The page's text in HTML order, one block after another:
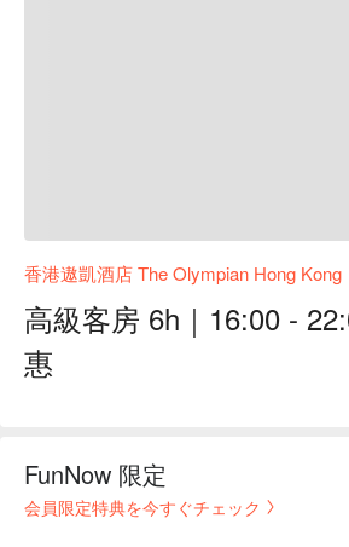
香港遨凱酒店 The Olympian Hong Kong
高級客房 6h｜16:00 -
惠
FunNow 限定
会員限定特典を今すぐチェック